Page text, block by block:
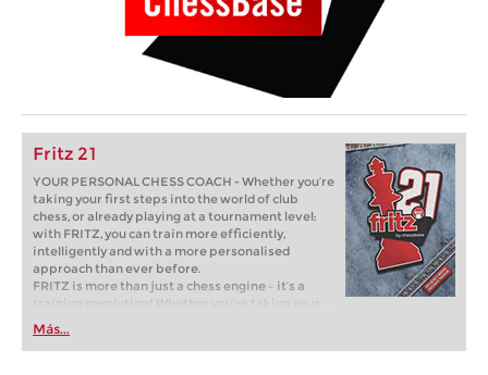
Fritz 21
YOUR PERSONAL CHESS COACH - Whether you’re
taking your first steps into the world of club
chess, or already playing at a tournament level:
with FRITZ, you can train more efficiently,
intelligently and with a more personalised
approach than ever before.
FRITZ is more than just a chess engine – it’s a
training revolution! Whether you’re taking your
first steps into the world of club chess, or already
playing at a tournament level: with FRITZ, you can
train more efficiently, intelligently and with a
Más...